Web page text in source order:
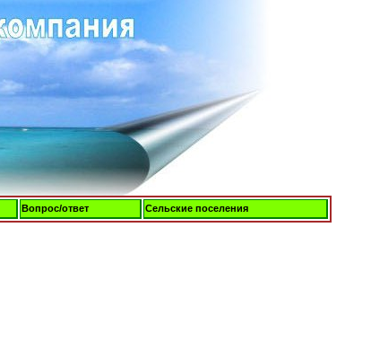
Вопрос/ответ Сельские поселения